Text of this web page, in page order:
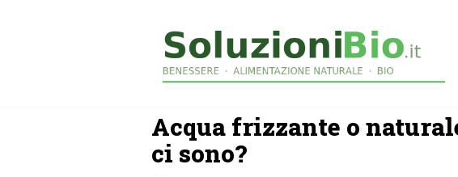
Acqua frizzante o
ci sono?